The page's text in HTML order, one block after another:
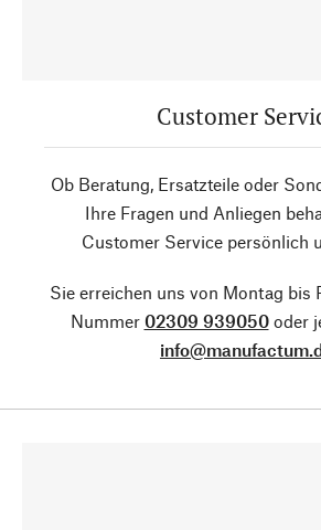
Customer
Ob Beratung, Ersatzteile oder
Ihre Fragen und Anliegen
Customer Service persönlich
Sie erreichen uns von Montag bis
Nummer 02309 939050oder